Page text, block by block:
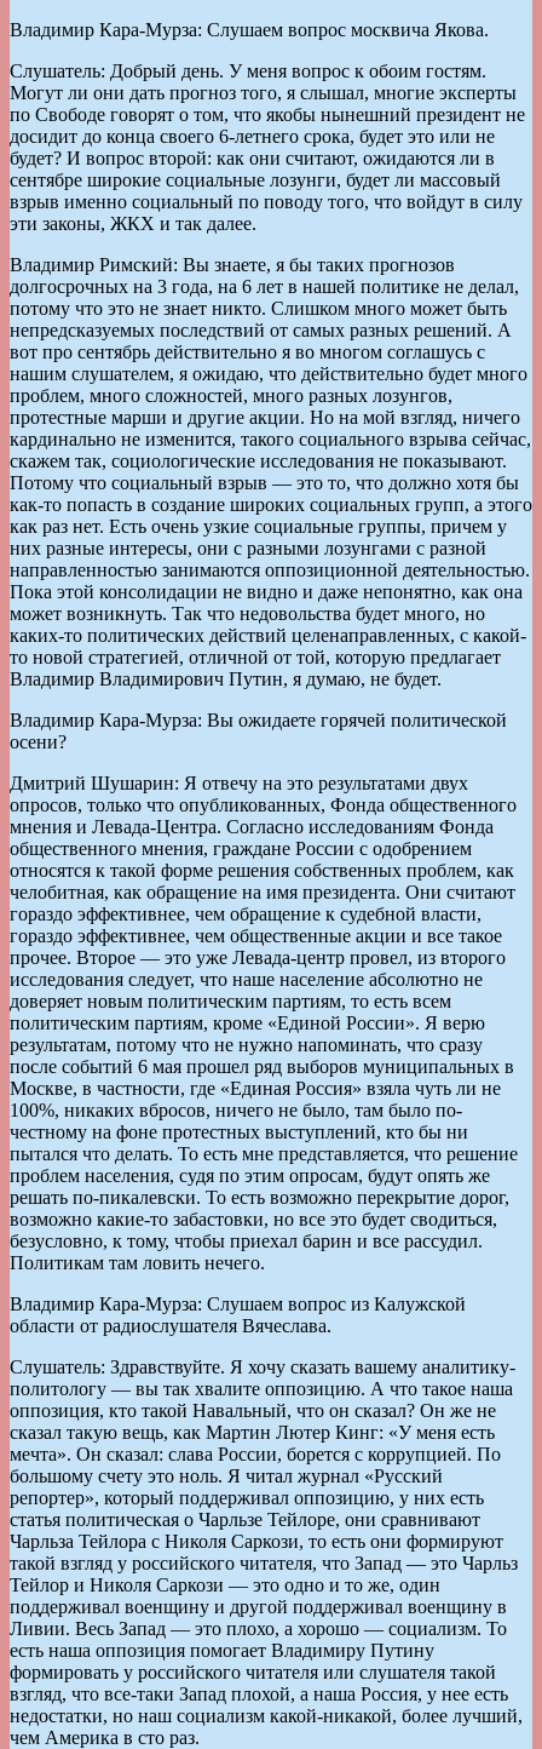
Владимир Кара-Мурза: Слушаем вопрос москвича Якова.
Слушатель: Добрый день. У меня вопрос к обоим гостям.
Могут ли они дать прогноз того, я слышал, многие эксперты
по Свободе говорят о том, что якобы нынешний президент не
досидит до конца своего 6-летнего срока, будет это или не
будет? И вопрос второй: как они считают, ожидаются ли в
сентябре широкие социальные лозунги, будет ли массовый
взрыв именно социальный по поводу того, что войдут в силу
эти законы, ЖКХ и так далее.
Владимир Римский: Вы знаете, я бы таких прогнозов
долгосрочных на 3 года, на 6 лет в нашей политике не делал,
потому что это не знает никто. Слишком много может быть
непредсказуемых последствий от самых разных решений. А
вот про сентябрь действительно я во многом соглашусь с
нашим слушателем, я ожидаю, что действительно будет много
проблем, много сложностей, много разных лозунгов,
протестные марши и другие акции. Но на мой взгляд, ничего
кардинально не изменится, такого социального взрыва сейчас,
скажем так, социологические исследования не показывают.
Потому что социальный взрыв — это то, что должно хотя бы
как-то попасть в создание широких социальных групп, а этого
как раз нет. Есть очень узкие социальные группы, причем у
них разные интересы, они с разными лозунгами с разной
направленностью занимаются оппозиционной деятельностью.
Пока этой консолидации не видно и даже непонятно, как она
может возникнуть. Так что недовольства будет много, но
каких-то политических действий целенаправленных, с какой-
то новой стратегией, отличной от той, которую предлагает
Владимир Владимирович Путин, я думаю, не будет.
Владимир Кара-Мурза: Вы ожидаете горячей политической
осени?
Дмитрий Шушарин: Я отвечу на это результатами двух
опросов, только что опубликованных, Фонда общественного
мнения и Левада-Центра. Согласно исследованиям Фонда
общественного мнения, граждане России с одобрением
относятся к такой форме решения собственных проблем, как
челобитная, как обращение на имя президента. Они считают
гораздо эффективнее, чем обращение к судебной власти,
гораздо эффективнее, чем общественные акции и все такое
прочее. Второе — это уже Левада-центр провел, из второго
исследования следует, что наше население абсолютно не
доверяет новым политическим партиям, то есть всем
политическим партиям, кроме «Единой России». Я верю
результатам, потому что не нужно напоминать, что сразу
после событий 6 мая прошел ряд выборов муниципальных в
Москве, в частности, где «Единая Россия» взяла чуть ли не
100%, никаких вбросов, ничего не было, там было по-
честному на фоне протестных выступлений, кто бы ни
пытался что делать. То есть мне представляется, что решение
проблем населения, судя по этим опросам, будут опять же
решать по-пикалевски. То есть возможно перекрытие дорог,
возможно какие-то забастовки, но все это будет сводиться,
безусловно, к тому, чтобы приехал барин и все рассудил.
Политикам там ловить нечего.
Владимир Кара-Мурза: Слушаем вопрос из Калужской
области от радиослушателя Вячеслава.
Слушатель: Здравствуйте. Я хочу сказать вашему аналитику-
политологу — вы так хвалите оппозицию. А что такое наша
оппозиция, кто такой Навальный, что он сказал? Он же не
сказал такую вещь, как Мартин Лютер Кинг: «У меня есть
мечта». Он сказал: слава России, борется с коррупцией. По
большому счету это ноль. Я читал журнал «Русский
репортер», который поддерживал оппозицию, у них есть
статья политическая о Чарльзе Тейлоре, они сравнивают
Чарльза Тейлора с Николя Саркози, то есть они формируют
такой взгляд у российского читателя, что Запад — это Чарльз
Тейлор и Николя Саркози — это одно и то же, один
поддерживал военщину и другой поддерживал военщину в
Ливии. Весь Запад — это плохо, а хорошо — социализм. То
есть наша оппозиция помогает Владимиру Путину
формировать у российского читателя или слушателя такой
взгляд, что все-таки Запад плохой, а наша Россия, у нее есть
недостатки, но наш социализм какой-никакой, более лучший,
чем Америка в сто раз.